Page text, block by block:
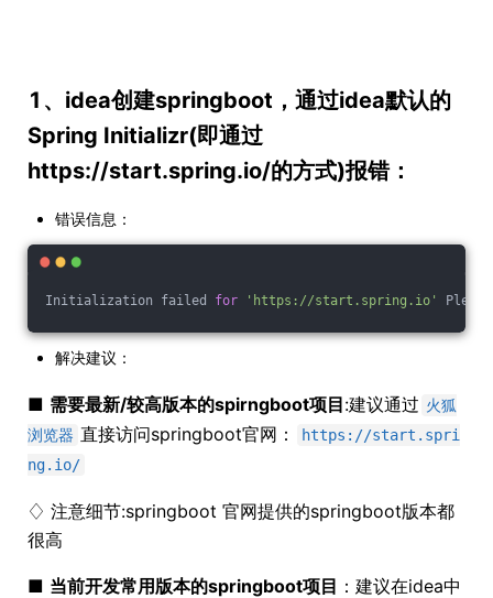
1、idea创建springboot，通过idea默认的
Spring Initializr(即通过
https://start.spring.io/的方式)报错：
错误信息：
Initialization failed for 'https://start.spring.io'
解决建议：
■ 需要最新/较高版本的spirngboot项目:建议通过 火狐
浏览器 直接访问springboot官网：
https://start.spri
ng.io/
♢ 注意细节:springboot 官网提供的springboot版本都
很高
■ 当前开发常用版本的springboot项目 ：建议在idea中